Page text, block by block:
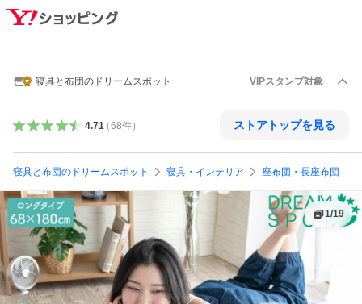
寝具と布団のドリームスポット VIPスタンプ対象
4.71（68件） ストアトップを見る
寝具と布団のドリームスポット 寝具・インテリア 座布団・長座布団
1/19